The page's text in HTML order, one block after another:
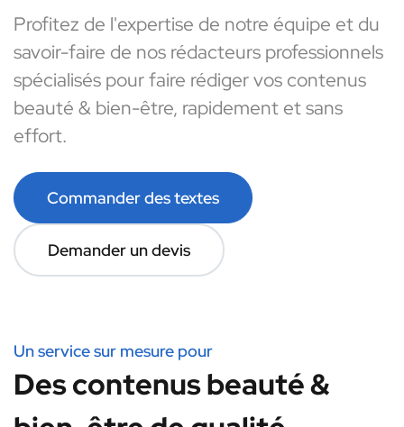
Profitez de l'expertise de notre équipe et du
savoir-faire de nos rédacteurs professionnels
spécialisés pour faire rédiger vos contenus
beauté & bien-être, rapidement et sans
effort.
Commander des textes
Demander un devis
Un service sur mesure pour
Des contenus beauté &